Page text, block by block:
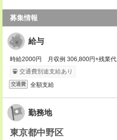
募集情報
給与
時給2000円 月収例 306,800円+残業代
交通費別途支給あり
交通費 全額支給
勤務地
東京都中野区